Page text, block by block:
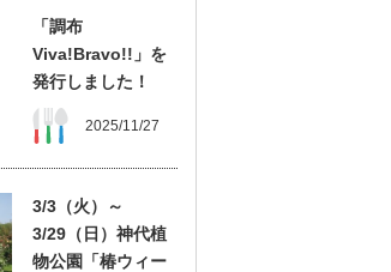
「調布
Viva!Bravo!!」を
発行しました！
2025/11/27
3/3（火）～
3/29（日）神代植
物公園「椿ウィー